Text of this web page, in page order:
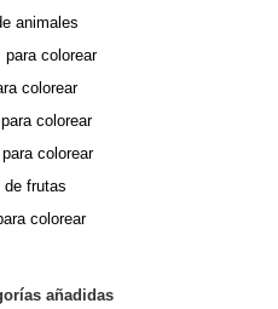
animales
para colorear
colorear
colorear
colorear
de frutas
colorear
añadidas